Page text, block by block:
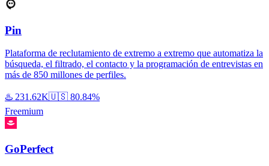
Pin
Plataforma de reclutamiento de extremo a extremo que automatiza la
búsqueda, el filtrado, el contacto y la programación de entrevistas en
más de 850 millones de perfiles.
♨️ 231.62K🇺🇸 80.84%
Freemium
GoPerfect